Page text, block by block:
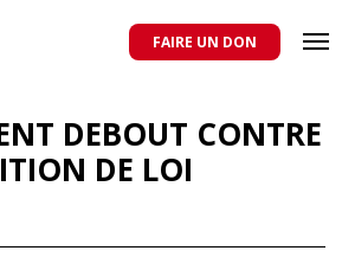
et pour une agriculture qui respecte tous
FAIRE UN DON
DEBOUT CONTRE
DE LOI